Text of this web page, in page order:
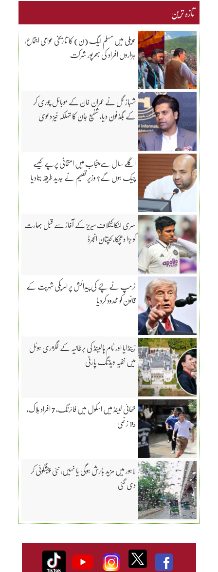
تازہ ترین
حویلی میں مسلم لیگ (ن) کا تاریخی عوامی اجتماع،
ہزاروں افراد کی بھرپور شرکت
شہباز گل نے عمران خان کے موبائل چوری کر
کے بگڈ فون دیا، شفیع جان کا تہلکہ خیز دعویٰ
اگلے سال سے پنجاب میں امتحانی پرچے کیسے
چیک ہوں گے؟ وزیر تعلیم نے جدید طریقہ بتادیا
سری لنکا کیخلاف سیریز کے آغاز سے قبل بھارت
کو بڑا دھچکا، کپتان انجرڈ
ٹرمپ نے بچے کی پیدائش پر امریکی شہریت کے
قانون کو محدود کردیا
زینڈایا اور ٹام ہالینڈ کی برطانیہ کے لگژری ہوٹل
میں خفیہ ویڈنگ پارٹی
تھائی لینڈ میں اسکول میں فائرنگ، 7 افراد ہلاک،
15 زخمی
لاہور میں مزید بارش ہوگی یا نہیں، نئی پیشگوئی کر
دی گئی